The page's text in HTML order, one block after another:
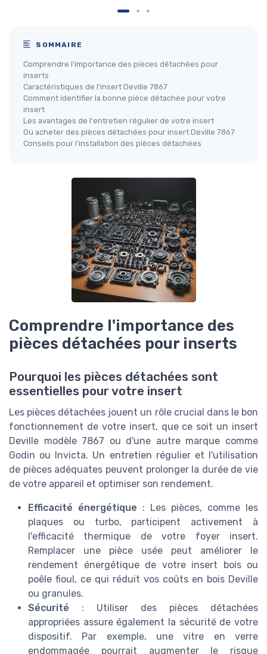
SOMMAIRE
Comprendre l'importance des pièces détachées pour
inserts
Caractéristiques de l'insert Deville 7867
Comment identifier la bonne pièce détachée pour votre
insert
Les avantages de l'entretien régulier de votre insert
Où acheter des pièces détachées pour insert Deville 7867
Conseils pour l'installation des pièces détachées
Comprendre l'importance des
pièces détachées pour inserts
Pourquoi les pièces détachées sont
essentielles pour votre insert
Les pièces détachées jouent un rôle crucial dans le bon
fonctionnement de votre insert, que ce soit un insert
Deville modèle 7867 ou d'une autre marque comme
Godin ou Invicta. Un entretien régulier et l'utilisation
de pièces adéquates peuvent prolonger la durée de vie
de votre appareil et optimiser son rendement.
Efficacité énergétique : Les pièces, comme les
plaques ou turbo, participent activement à
l'efficacité thermique de votre foyer insert.
Remplacer une pièce usée peut améliorer le
rendement énergétique de votre insert bois ou
poêle fioul, ce qui réduit vos coûts en bois Deville
ou granules.
Sécurité : Utiliser des pièces détachées
appropriées assure également la sécurité de votre
dispositif. Par exemple, une vitre en verre
endommagée pourrait augmenter le risque